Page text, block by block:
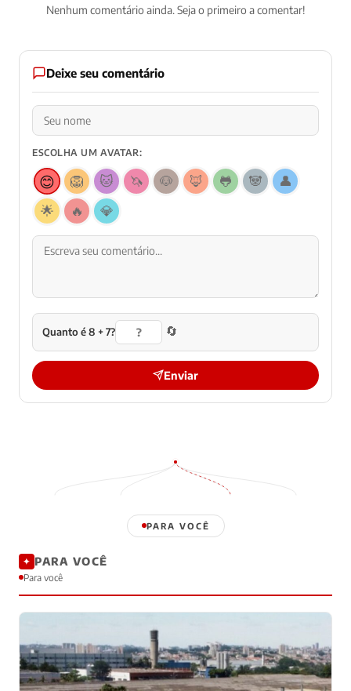
Nenhum comentário ainda. Seja o primeiro a comentar!
Deixe seu comentário
ESCOLHA UM AVATAR:
😊 🦁 🐱 🦄 🐶 🦊 🐸 🐼
👤
🌟
🔥 💎
Quanto é 8 + 7? 🔄
Enviar
PARA VOCÊ
✦ PARA VOCÊ
Para você